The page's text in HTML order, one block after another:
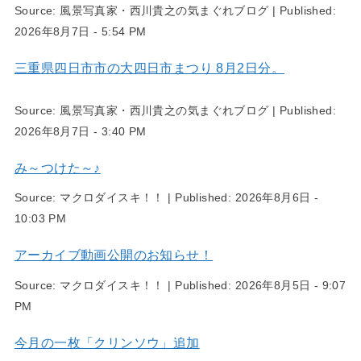
Source: 風景写真家・西川貴之の気まぐれブログ | Published:
2026年8月7日 - 5:54 PM
三重県四日市市の大四日市まつり 8月2日分。
Source: 風景写真家・西川貴之の気まぐれブログ | Published:
2026年8月7日 - 3:40 PM
み～つけた～♪
Source: マクロダイスキ！！ | Published: 2026年8月6日 -
10:03 PM
アーカイブ動画公開のお知らせ！
Source: マクロダイスキ！！ | Published: 2026年8月5日 - 9:07
PM
今月の一枚「クリンソウ」追加